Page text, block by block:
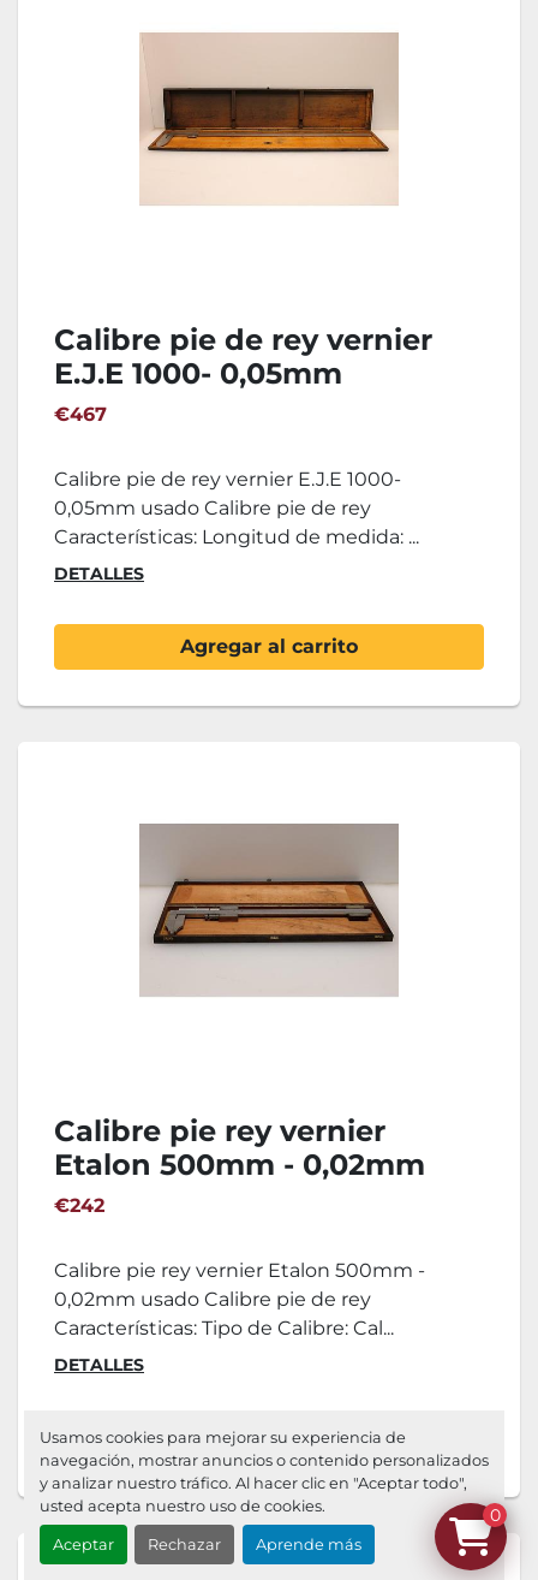
Usamos cookies para mejorar su experiencia de
navegación, mostrar anuncios o contenido personalizados
y analizar nuestro tráfico. Al hacer clic en "Aceptar todo",
usted acepta nuestro uso de cookies.
Aceptar Rechazar Aprende más
Calibre pie de rey vernier
E.J.E 1000- 0,05mm
€467
Calibre pie de rey vernier E.J.E 1000-
0,05mm usado Calibre pie de rey
Características: Longitud de medida: ...
DETALLES
Agregar al carrito
Calibre pie rey vernier
Etalon 500mm - 0,02mm
€242
Calibre pie rey vernier Etalon 500mm -
0,02mm usado Calibre pie de rey
Características: Tipo de Calibre: Cal...
DETALLES
Agregar al carrito
0